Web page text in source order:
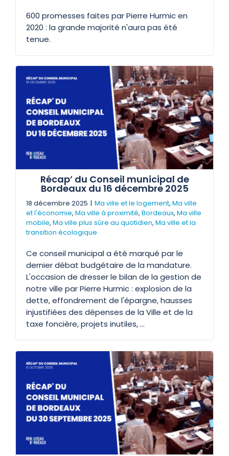
600 promesses faites par Pierre Hurmic en
2020 : la grande majorité n'aura pas été
tenue.
Récap’ du Conseil municipal de
Bordeaux du 16 décembre 2025
18 décembre 2025 | Ma ville et le logement, Ma ville
et l'économie, Ma ville à proximité, Bordeaux, Ma ville
mobile, Ma ville plus sûre au quotidien, Ma ville et la
transition écologique
Ce conseil municipal a été marqué par le
dernier débat budgétaire de la mandature.
L'occasion de dresser le bilan de la gestion de
notre ville par Pierre Hurmic : explosion de la
dette, effondrement de l'épargne, hausses
injustifiées des dépenses de la Ville et de la
taxe foncière, projets inutiles, ...